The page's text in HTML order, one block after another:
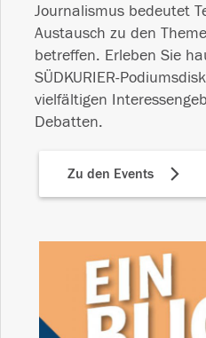
Journalismus bedeutet
Austausch zu den
betreffen. Erleben Sie
SÜDKURIER-
vielfältigen
Debatten.
Zu den Events